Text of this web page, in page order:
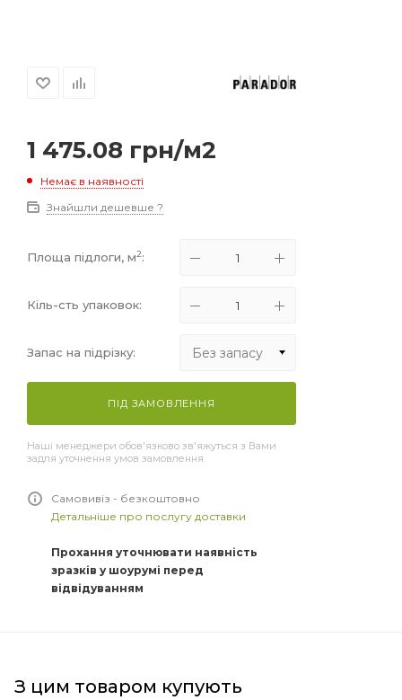
1 475.08 грн/м2
Немає в наявності
Знайшли дешевше ?
Площа підлоги, м2:
Кіль-сть упаковок:
Запас на підрізку: Без запасу
Без запасу
+10%
ПІД ЗАМОВЛЕННЯ
Наші менеджери обов'язково зв'яжуться з Вами
задля уточнення умов замовлення
Самовивіз - безкоштовно
Детальніше про послугу доставки
Прохання уточнювати наявність
зразків у шоурумі перед
відвідуванням
З цим товаром купують